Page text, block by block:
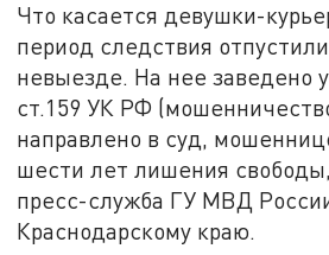
Что касается девушки-
период следствия
невыезде. На нее заведено
ст.159 УК РФ
направлено в суд,
шести лет лишения
пресс-служба ГУ МВД
Краснодарскому краю.